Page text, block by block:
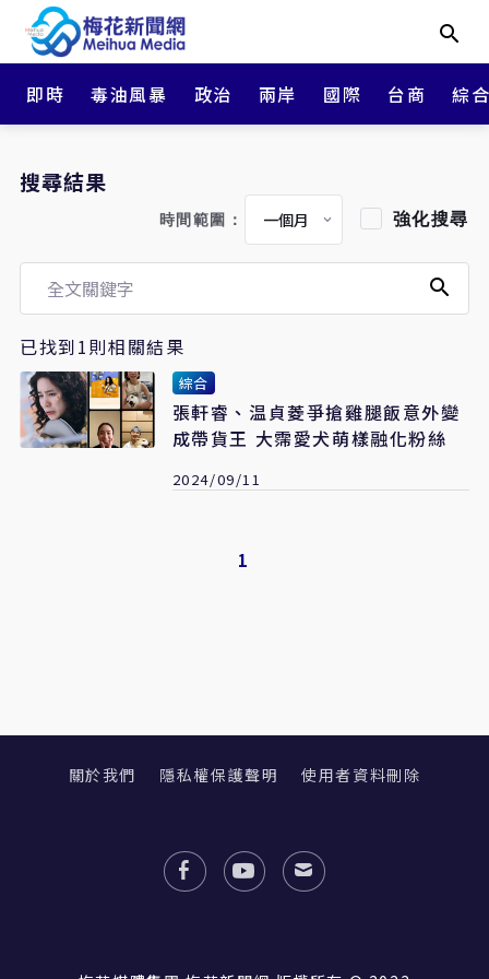
即時 毒油風暴 政治 兩岸 國際 台商 綜
搜尋結果
時間範圍： 強化搜尋
已找到1則相關結果
綜合
張軒睿、温貞菱爭搶雞腿飯意外變
成帶貨王 大霈愛犬萌樣融化粉絲
2024/09/11
1
關於我們 隱私權保護聲明 使用者資料刪除